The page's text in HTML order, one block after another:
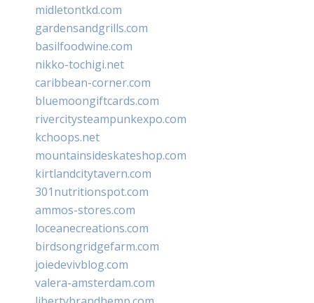
midletontkd.com
gardensandgrills.com
basilfoodwine.com
nikko-tochigi.net
caribbean-corner.com
bluemoongiftcards.com
rivercitysteampunkexpo.com
kchoops.net
mountainsideskateshop.com
kirtlandcitytavern.com
301nutritionspot.com
ammos-stores.com
loceanecreations.com
birdsongridgefarm.com
joiedevivblog.com
valera-amsterdam.com